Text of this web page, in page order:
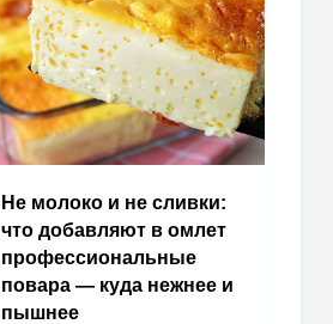
Не молоко и не сливки:
что добавляют в омлет
профессиональные
повара — куда нежнее и
пышнее